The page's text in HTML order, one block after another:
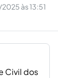
às 13:51
Civil dos